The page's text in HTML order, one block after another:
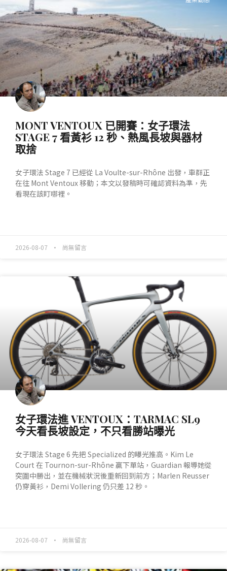
MONT VENTOUX 已開賽：女子環法
STAGE 7 看黃衫 12 秒、熱風長坡與器材
取捨
女子環法 Stage 7 已經從 La Voulte-sur-Rhône 出發，車群正
在往 Mont Ventoux 移動；本文以發稿時可確認資料為準，先
看現在該盯哪裡。
2026-08-07 尚無留言
女子環法進 VENTOUX：TARMAC SL9
今天看長坡設定，不只看勝站曝光
女子環法 Stage 6 先把 Specialized 的曝光推高。Kim Le
Court 在 Tournon-sur-Rhône 贏下單站，Guardian 報導她從
突圍中勝出，並在機械狀況後重新回到前方；Marlen Reusser
仍穿黃衫，Demi Vollering 仍只差 12 秒。
2026-08-07 尚無留言